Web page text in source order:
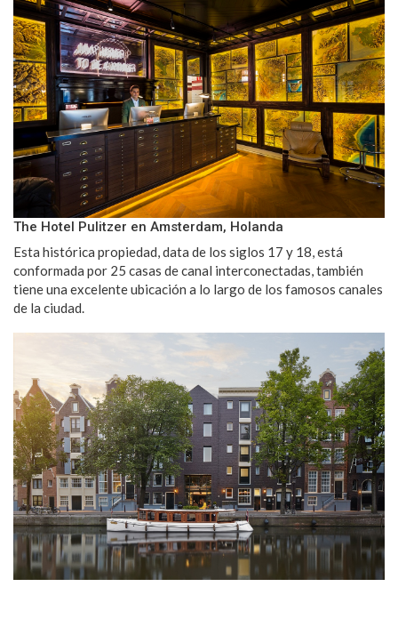
The Hotel Pulitzer en Amsterdam, Holanda
Esta histórica propiedad, data de los siglos 17 y 18, está
conformada por 25 casas de canal interconectadas, también
tiene una excelente ubicación a lo largo de los famosos canales
de la ciudad.